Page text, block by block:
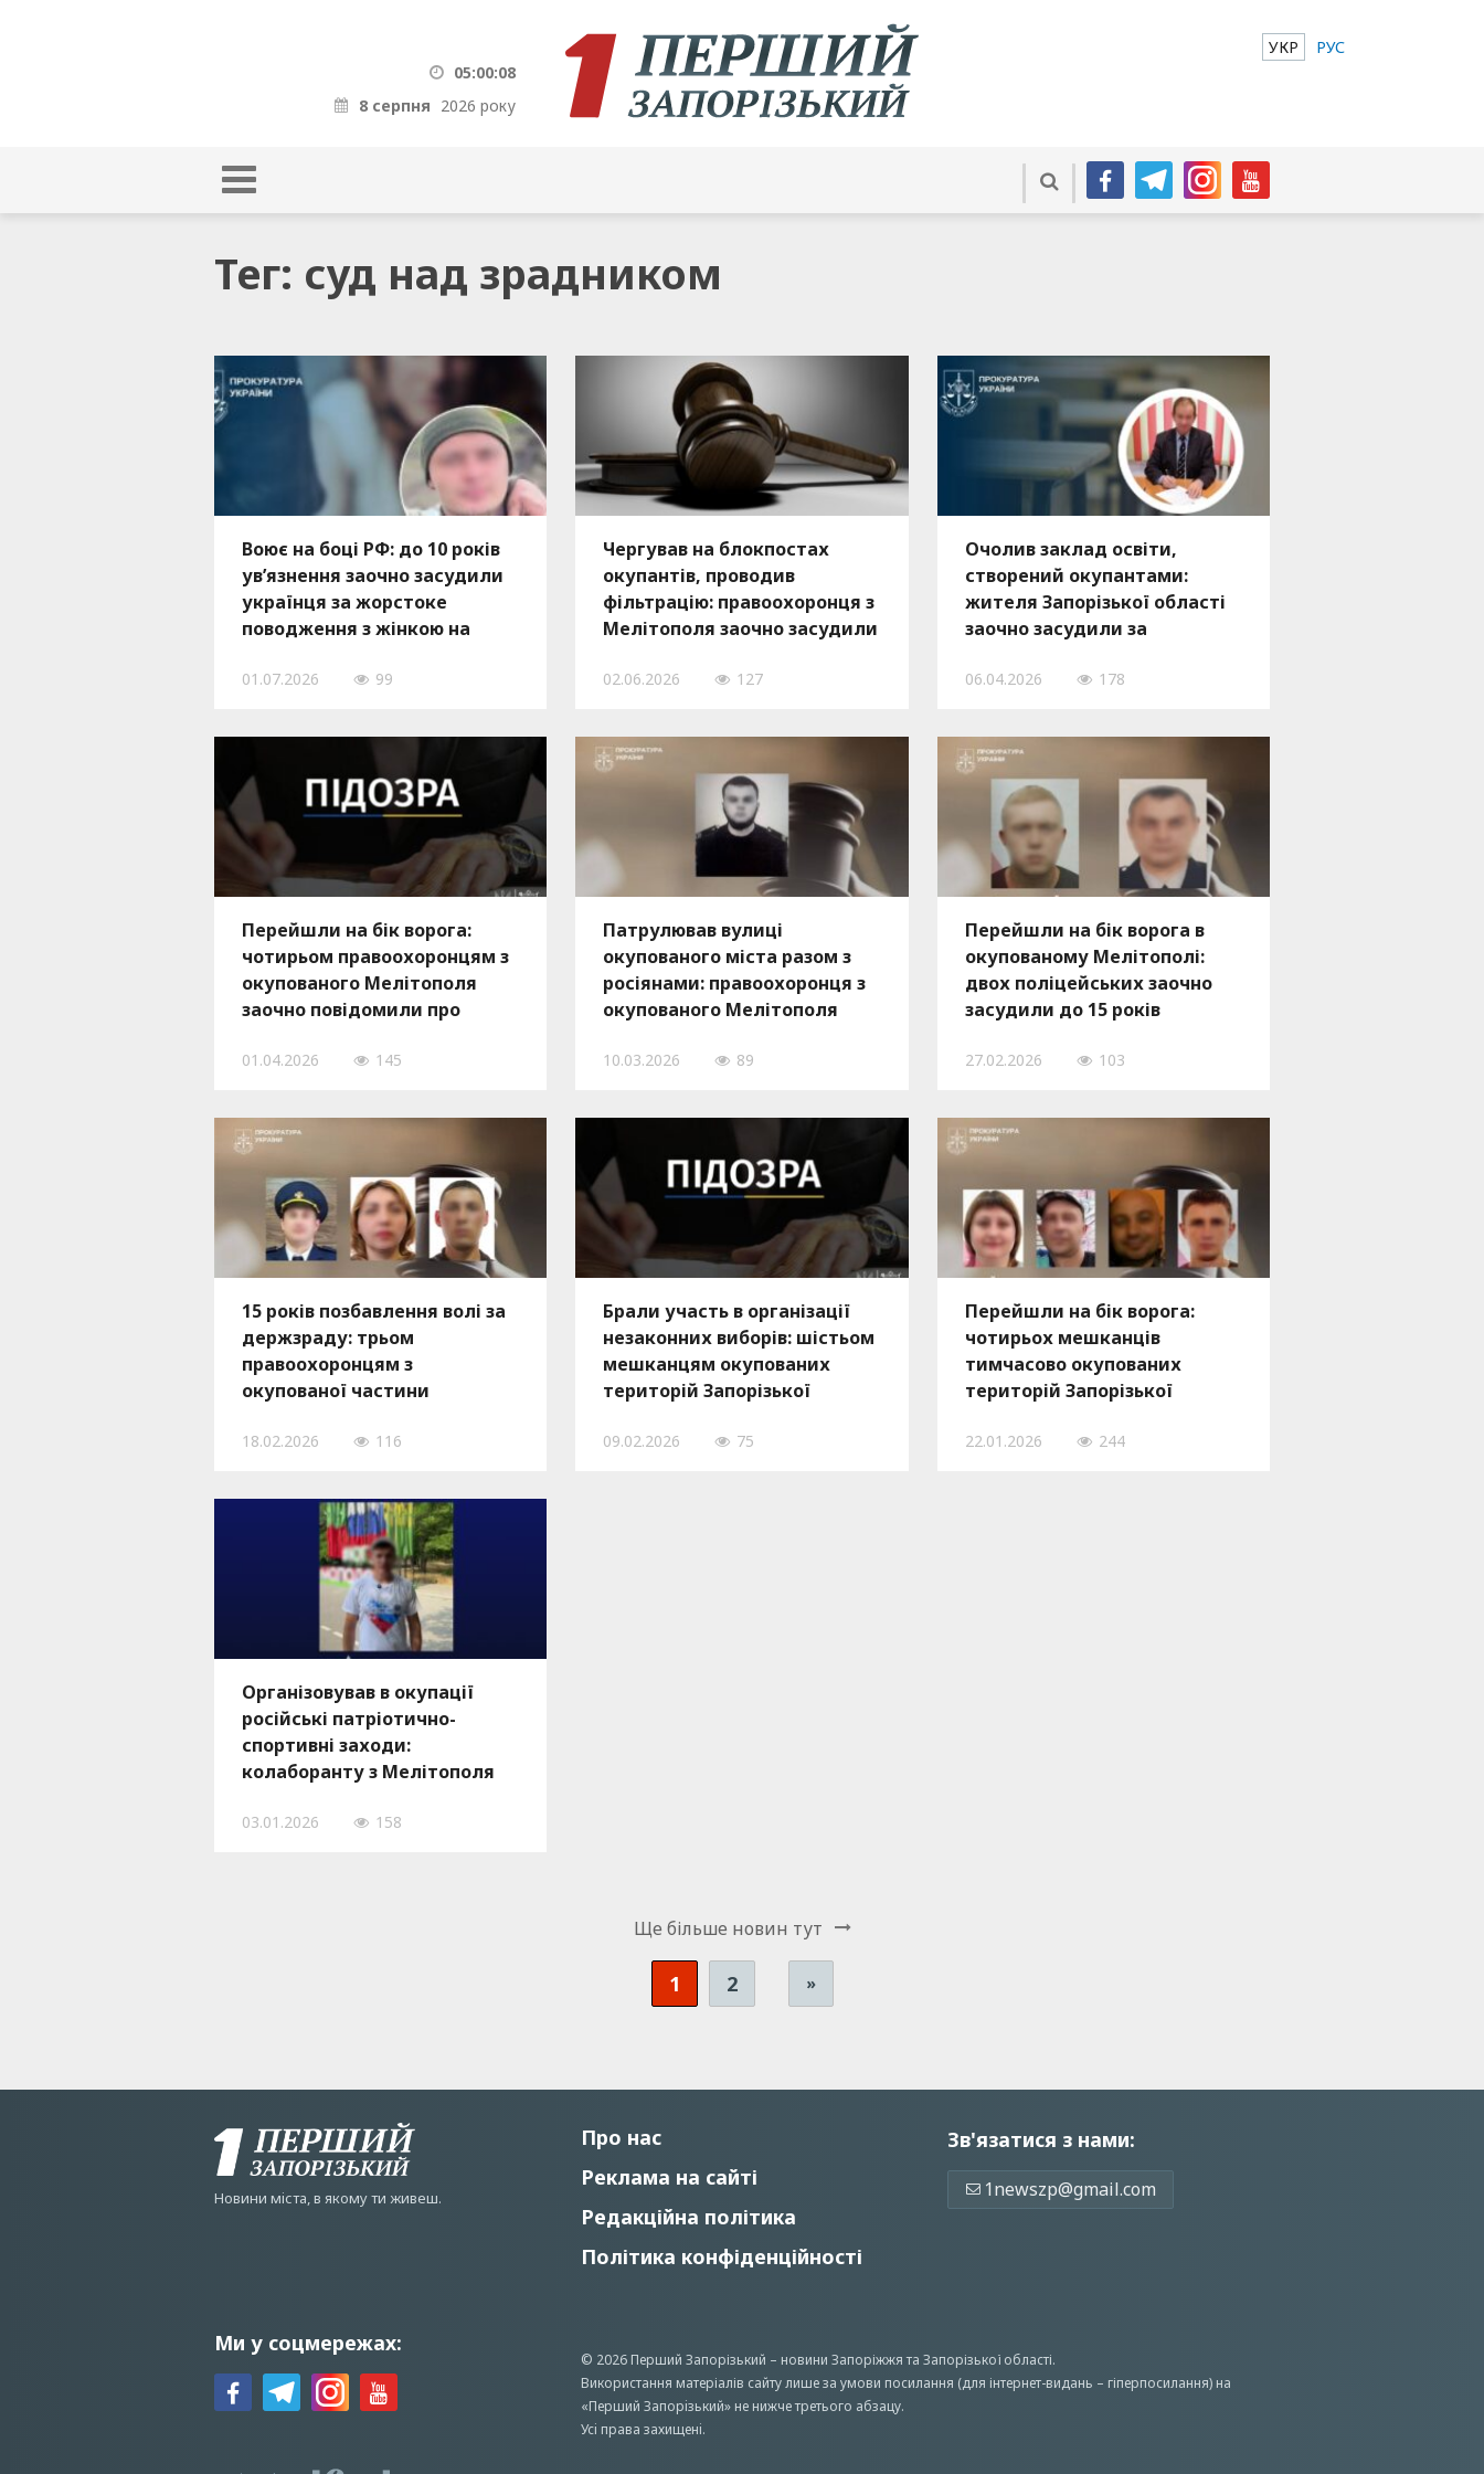
05:00:09
8 серпня 2026 року
УКР РУС
Тег: суд над зрадником
Воює на боці РФ: до 10 років
ув’язнення заочно засудили
українця за жорстоке
поводження з жінкою на
Запорізької області
01.07.2026 99
Чергував на блокпостах
окупантів, проводив
фільтрацію: правоохоронця з
Мелітополя заочно засудили
02.06.2026 127
Очолив заклад освіти,
створений окупантами:
жителя Запорізької області
заочно засудили за
06.04.2026 178
Перейшли на бік ворога:
чотирьом правоохоронцям з
окупованого Мелітополя
заочно повідомили про
01.04.2026 145
Патрулював вулиці
окупованого міста разом з
росіянами: правоохоронця з
окупованого Мелітополя
тюрми
10.03.2026 89
Перейшли на бік ворога в
окупованому Мелітополі:
двох поліцейських заочно
засудили до 15 років
27.02.2026 103
15 років позбавлення волі за
держзраду: трьом
правоохоронцям з
окупованої частини
винесли вироки
18.02.2026 116
Брали участь в організації
незаконних виборів: шістьом
мешканцям окупованих
територій Запорізької
підозру
09.02.2026 75
Перейшли на бік ворога:
чотирьох мешканців
тимчасово окупованих
територій Запорізької
років ув’язнення
22.01.2026 244
Організовував в окупації
російські патріотично-
спортивні заходи:
колаборанту з Мелітополя
03.01.2026 158
Ще бiльше новин тут
1 2 »
Новини мiста, в якому ти живеш.
Про нас
Реклама на сайті
Редакційна політика
Політика конфіденційності
Зв'язатися з нами:
1newszp@gmail.com
Ми у соцмережах:
© 2026 Перший Запорізький – новини Запоріжжята Запорізької області.
Використання матеріалів сайту лише за умови посилання (для інтернет-видань – гіперпосилання) на
«Перший Запорiзький» не нижче третього абзацу.
Усi права захищенi.